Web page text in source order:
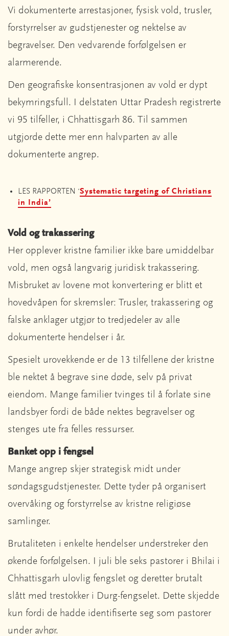
Vi dokumenterte arrestasjoner, fysisk vold, trusler,
forstyrrelser av gudstjenester og nektelse av
begravelser. Den vedvarende forfølgelsen er
alarmerende.
Den geografiske konsentrasjonen av vold er dypt
bekymringsfull. I delstaten Uttar Pradesh registrerte
vi 95 tilfeller, i Chhattisgarh 86. Til sammen
utgjorde dette mer enn halvparten av alle
dokumenterte angrep.
LES RAPPORTEN ‘Systematic targeting of Christians
in India’
Vold og trakassering
Her opplever kristne familier ikke bare umiddelbar
vold, men også langvarig juridisk trakassering.
Misbruket av lovene mot konvertering er blitt et
hovedvåpen for skremsler: Trusler, trakassering og
falske anklager utgjør to tredjedeler av alle
dokumenterte hendelser i år.
Spesielt urovekkende er de 13 tilfellene der kristne
ble nektet å begrave sine døde, selv på privat
eiendom. Mange familier tvinges til å forlate sine
landsbyer fordi de både nektes begravelser og
stenges ute fra felles ressurser.
Banket opp i fengsel
Mange angrep skjer strategisk midt under
søndagsgudstjenester. Dette tyder på organisert
overvåking og forstyrrelse av kristne religiøse
samlinger.
Brutaliteten i enkelte hendelser understreker den
økende forfølgelsen. I juli ble seks pastorer i Bhilai i
Chhattisgarh ulovlig fengslet og deretter brutalt
slått med trestokker i Durg-fengselet. Dette skjedde
kun fordi de hadde identifiserte seg som pastorer
under avhør.